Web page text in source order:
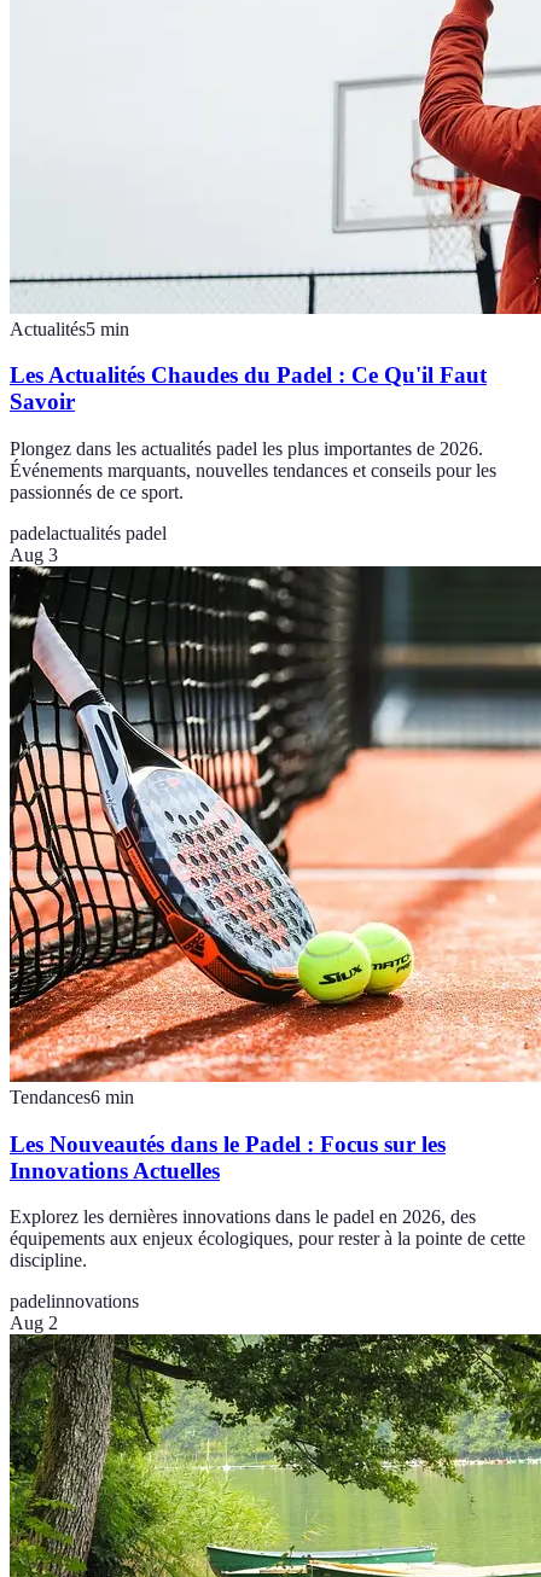
Actualités5 min
Les Actualités Chaudes du Padel : Ce Qu'il Faut
Savoir
Plongez dans les actualités padel les plus importantes de 2026.
Événements marquants, nouvelles tendances et conseils pour les
passionnés de ce sport.
padelactualités padel
Aug 3
Tendances6 min
Les Nouveautés dans le Padel : Focus sur les
Innovations Actuelles
Explorez les dernières innovations dans le padel en 2026, des
équipements aux enjeux écologiques, pour rester à la pointe de cette
discipline.
padelinnovations
Aug 2